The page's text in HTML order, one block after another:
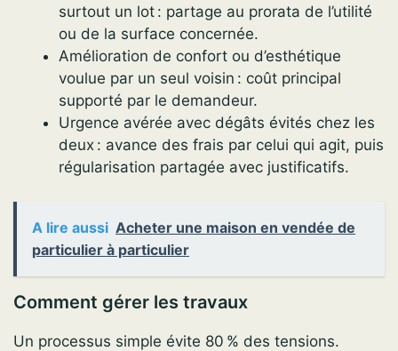
surtout un lot : partage au prorata de l’utilité
ou de la surface concernée.
Amélioration de confort ou d’esthétique
voulue par un seul voisin : coût principal
supporté par le demandeur.
Urgence avérée avec dégâts évités chez les
deux : avance des frais par celui qui agit, puis
régularisation partagée avec justificatifs.
A lire aussi Acheter une maison en vendée de
particulier à particulier
Comment gérer les travaux
Un processus simple évite 80 % des tensions.